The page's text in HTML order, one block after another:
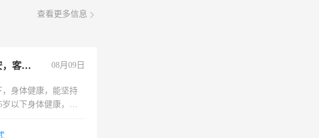
查看更多信息
急招保洁，保安，客服，工程 08月09日
身体健康，能坚持
岁以下身体健康，有
下高中以上文化，